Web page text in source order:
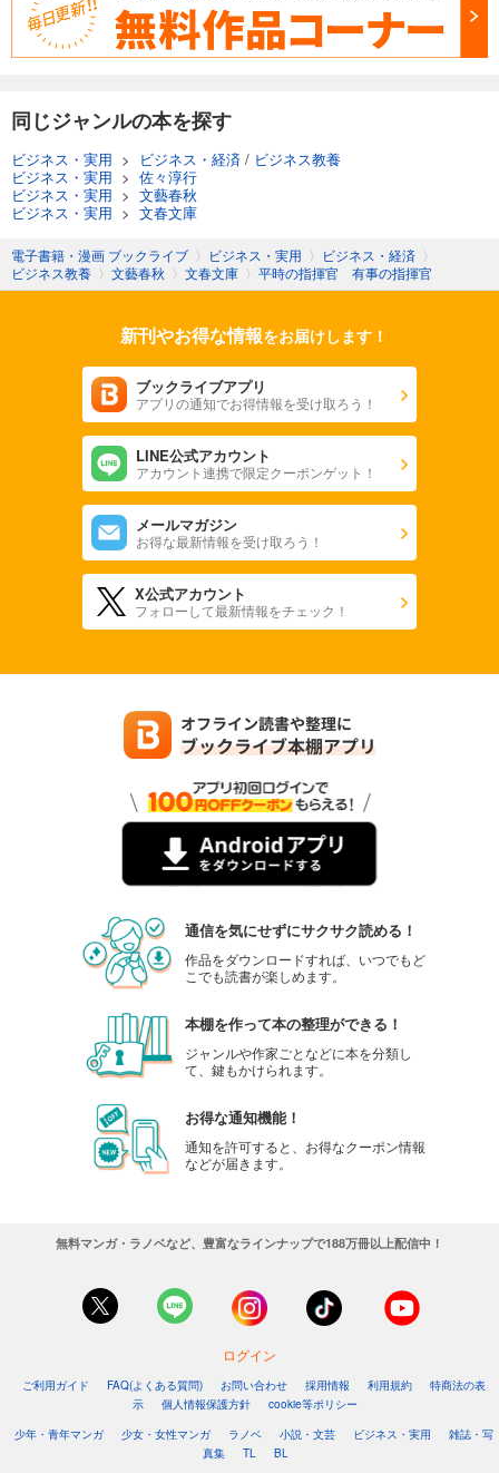
同じジャンルの本を探す
ビジネス・実用 > ビジネス・経済 / ビジネス教養
ビジネス・実用 > 佐々淳行
ビジネス・実用 > 文藝春秋
ビジネス・実用 > 文春文庫
電子書籍・漫画 ブックライブ 〉 ビジネス・実用 〉 ビジネス・経済 〉
ビジネス教養 〉 文藝春秋 〉 文春文庫 〉 平時の指揮官 有事の指揮官
新刊やお得な情報をお届けします！
ブックライブアプリ
アプリの通知でお得情報を受け取ろう！
LINE公式アカウント
アカウント連携で限定クーポンゲット！
メールマガジン
お得な最新情報を受け取ろう！
X公式アカウント
フォローして最新情報をチェック！
通信を気にせずにサクサク読める！
作品をダウンロードすれば、いつでもど
こでも読書が楽しめます。
本棚を作って本の整理ができる！
ジャンルや作家ごとなどに本を分類し
て、鍵もかけられます。
お得な通知機能！
通知を許可すると、お得なクーポン情報
などが届きます。
無料マンガ・ラノベなど、豊富なラインナップで188万冊以上配信中！
ログイン
ご利用ガイド FAQ(よくある質問) お問い合わせ 採用情報 利用規約
特商法の表
示
個人情報保護方針
cookie等ポリシー
少年・青年マンガ
少女・女性マンガ ラノベ 小説・文芸 ビジネス・実用
雑誌・写
真集
TL BL